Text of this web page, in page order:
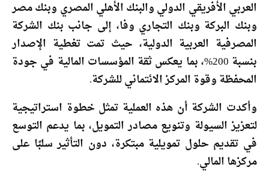
العربي الأفريقي الدولي والبنك الأهلي المصري وبنك مصر
وبنك البركة وبنك التجاري وفا، إلى جانب بنك الشركة
المصرفية العربية الدولية، حيث تمت تغطية الإصدار
بنسبة 200%، بما يعكس ثقة المؤسسات المالية في جودة
المحفظة وقوة المركز الائتماني للشركة.
وأكدت الشركة أن هذه العملية تمثل خطوة استراتيجية
لتعزيز السيولة وتنويع مصادر التمويل، بما يدعم التوسع
في تقديم حلول تمويلية مبتكرة، دون التأثير سلبًا على
مركزها المالي.